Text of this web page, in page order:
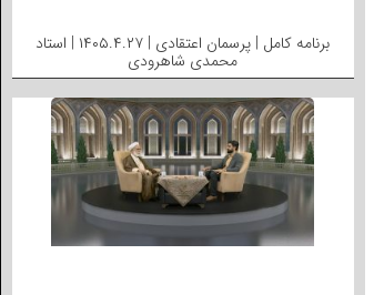
برنامه کامل | پرسمان اعتقادی | ۱۴۰۵.۴.۲۷ | استاد
محمدی شاهرودی